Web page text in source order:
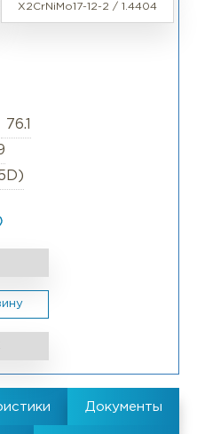
X2CrNiMo17-12-2 / 1.4404
76.1